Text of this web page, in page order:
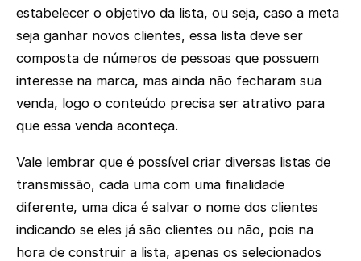
estabelecer o objetivo da lista, ou seja, caso a meta
seja ganhar novos clientes, essa lista deve ser
composta de números de pessoas que possuem
interesse na marca, mas ainda não fecharam sua
venda, logo o conteúdo precisa ser atrativo para
que essa venda aconteça.
Vale lembrar que é possível criar diversas listas de
transmissão, cada uma com uma finalidade
diferente, uma dica é salvar o nome dos clientes
indicando se eles já são clientes ou não, pois na
hora de construir a lista, apenas os selecionados